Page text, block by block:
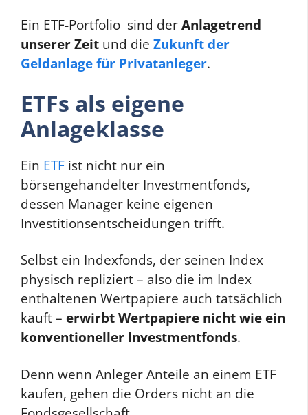
Ein ETF-Portfolio sind der Anlagetrend
unserer Zeit und die Zukunft der
Geldanlage für Privatanleger.
ETFs als eigene
Anlageklasse
Ein ETF ist nicht nur ein
börsengehandelter Investmentfonds,
dessen Manager keine eigenen
Investitionsentscheidungen trifft.
Selbst ein Indexfonds, der seinen Index
physisch repliziert – also die im Index
enthaltenen Wertpapiere auch tatsächlich
kauft – erwirbt Wertpapiere nicht wie ein
konventioneller Investmentfonds.
Denn wenn Anleger Anteile an einem ETF
kaufen, gehen die Orders nicht an die